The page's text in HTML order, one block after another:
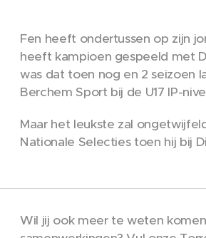
Fen heeft ondertussen op zijn
heeft kampioen gespeeld met
was dat toen nog en 2 seizoen
Berchem Sport bij de U17 IP-
Maar het leukste zal
Nationale Selecties toen hij bij
Wil jij ook meer te weten